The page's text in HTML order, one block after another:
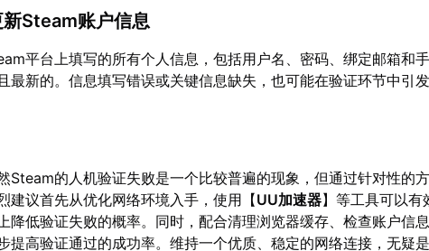
Steam账户信息
平台上填写的所有个人信息，包括用户名、密码、绑定邮箱和
最新的。信息填写错误或关键信息缺失，也可能在验证环节中引
Steam的人机验证失败是一个比较普遍的现象，但通过针对性的
建议首先从优化网络环境入手，使用【UU加速器】等工具可以有
降低验证失败的概率。同时，配合清理浏览器缓存、检查账户信
提高验证通过的成功率。维持一个优质、稳定的网络连接，无疑